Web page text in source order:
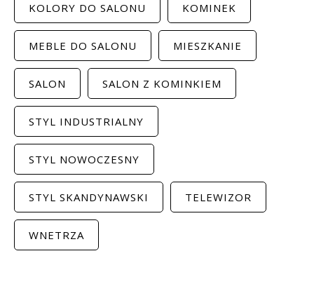
KOLORY DO SALONU KOMINEK
MEBLE DO SALONU MIESZKANIE
SALON SALON Z KOMINKIEM
STYL INDUSTRIALNY
STYL NOWOCZESNY
STYL SKANDYNAWSKI TELEWIZOR
WNETRZA